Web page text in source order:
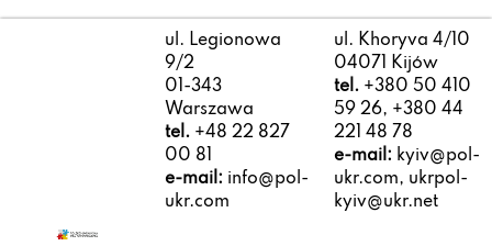
ul. Legionowa
9/2
01-343
Warszawa
tel. +48 22 827
00 81
e-mail: info@pol-
ukr.com
ul. Khoryva 4/10
04071 Kijów
tel. +380 50 410
59 26, +380 44
221 48 78
e-mail: kyiv@pol-
ukr.com, ukrpol-
kyiv@ukr.net